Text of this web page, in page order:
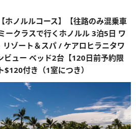
ノルルコース】【往路のみ混乗車
クラスで行くホノルル 3泊5日 ワ
ゾート＆スパ / ケアロヒラニタワ
ビュー ベッド2台【120日前予約限
付き（1室につき）